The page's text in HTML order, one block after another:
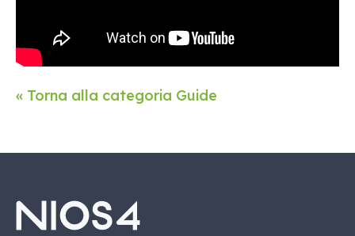
« Torna alla categoria Guide